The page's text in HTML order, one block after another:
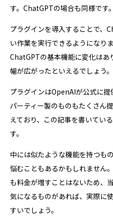
す。ChatGPTの場合も同様です。
プラグインを導入することで、
い作業を実行できるようになり
ChatGPTの基本機能に変化はあ
幅が広がったといえるでしょう。
プラグインはOpenAIが公式に
パーティー製のものもたくさん
えており、この記事を書いてい
す。
中には似たような機能を持つも
悩むこともあるかもしれません
も料金が増すことはないため、
気になるものがあれば、実際に
すいでしょう。